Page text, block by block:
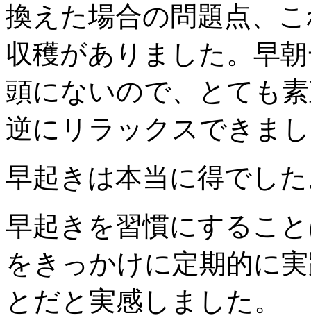
換えた場合の問題点、
収穫がありました。早
頭にないので、とても
逆にリラックスできま
早起きは本当に得でし
早起きを習慣にするこ
をきっかけに定期的に
とだと実感しました。